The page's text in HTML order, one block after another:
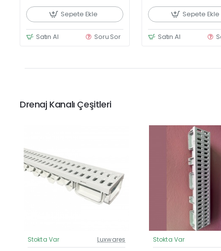
Sepete Ekle
Satın Al Soru Sor
Sepete Ekle
Satın Al
Drenaj Kanalı Çeşitleri
Güncel Fiyat
Stokta Var Luxwares Stokta Var